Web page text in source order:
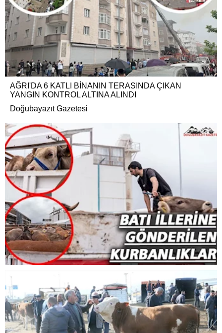
AĞRI'DA 6 KATLI BİNANIN TERASINDA ÇIKAN
YANGIN KONTROL ALTINA ALINDI
Doğubayazıt Gazetesi